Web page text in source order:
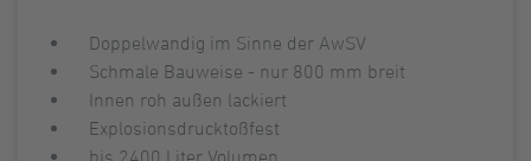
Doppelwandig im Sinne der AwSV
Schmale Bauweise - nur 800 mm breit
Innen roh außen lackiert
Explosionsdrucktoßfest
bis 2400 Liter Volumen